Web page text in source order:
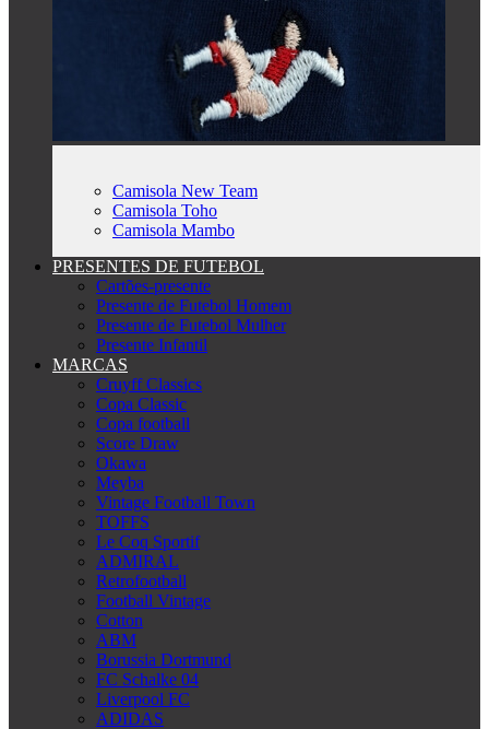
Camisola New Team
Camisola Toho
Camisola Mambo
PRESENTES DE FUTEBOL
Cartões-presente
Presente de Futebol Homem
Presente de Futebol Mulher
Presente Infantil
MARCAS
Cruyff Classics
Copa Classic
Copa football
Score Draw
Okawa
Meyba
Vintage Football Town
TOFFS
Le Coq Sportif
ADMIRAL
Retrofootball
Football Vintage
Cotton
ABM
Borussia Dortmund
FC Schalke 04
Liverpool FC
ADIDAS